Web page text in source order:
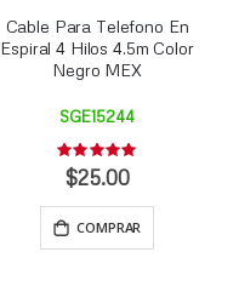
Cable Para Telefono En
Espiral 4 Hilos 4.5m Color
Negro MEX
SGE15244
Rating:
0%
$25.00
COMPRAR